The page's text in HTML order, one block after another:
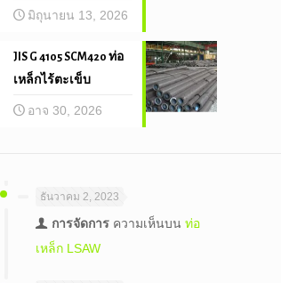
มิถุนายน 13, 2026
JIS G 4105 SCM420 ท่อ
เหล็กไร้ตะเข็บ
อาจ 30, 2026
ธันวาคม 2, 2023
การจัดการความเห็นบน ท่อ
เหล็ก LSAW